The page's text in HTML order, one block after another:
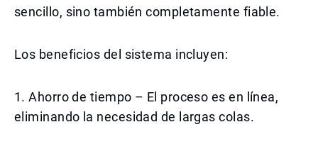
sencillo, sino también completamente fiable.
Los beneficios del sistema incluyen:
1. Ahorro de tiempo – El proceso es en línea,
eliminando la necesidad de largas colas.